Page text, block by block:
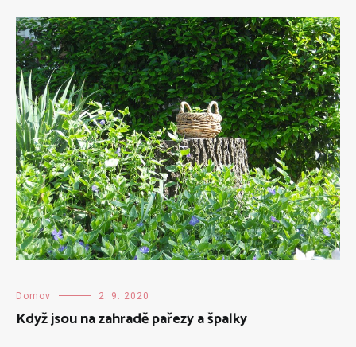
Domov 2. 9. 2020
Když jsou na zahradě pařezy a špalky